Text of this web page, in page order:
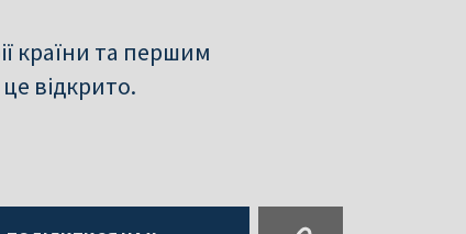
країни та першим
відкрито.